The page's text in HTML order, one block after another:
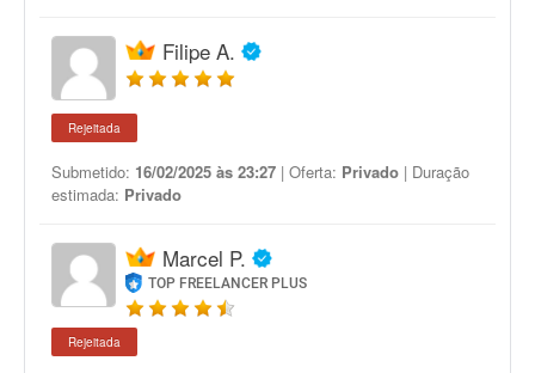
Filipe A.
Rejeitada
Submetido: 16/02/2025 às 23:27 | Oferta: Privado | Duração
estimada: Privado
Marcel P.
TOP FREELANCER PLUS
Rejeitada